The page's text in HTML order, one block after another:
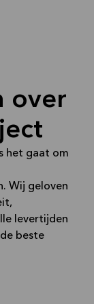
over
het gaat om
Wij geloven
levertijden
beste